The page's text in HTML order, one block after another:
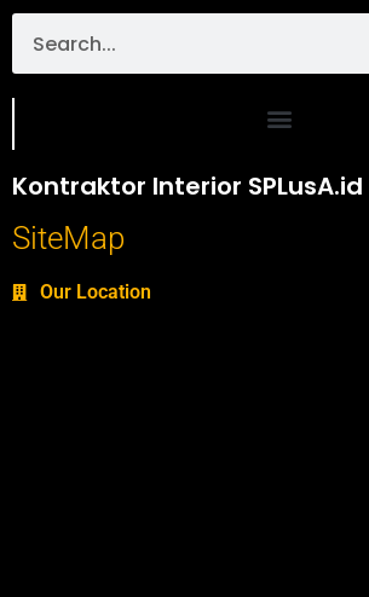
Kontraktor Interior SPLusA.id
SiteMap
Our Location